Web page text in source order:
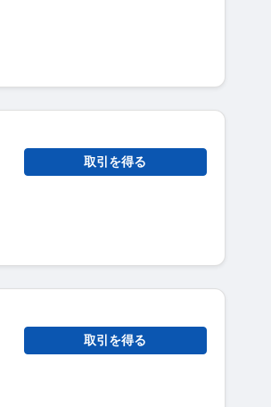
取引を得る
取引を得る